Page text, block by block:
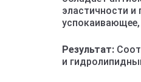
эластичности
Результат:
и